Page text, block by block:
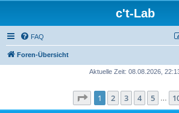
c't-Lab
FAQ
Foren-Übersicht
Aktuelle Zeit: 08.08.2026,
Seite 1von 10
1 2 3 4 5